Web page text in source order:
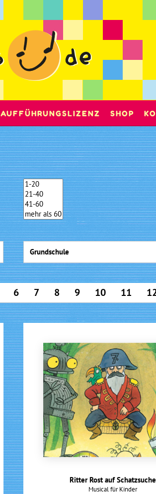
AUFFÜHRUNGSLIZENZ SHOP
Grundschule
6 7 8 9 10 11
Ritter Rost auf Schatzsuche
Musical für Kinder